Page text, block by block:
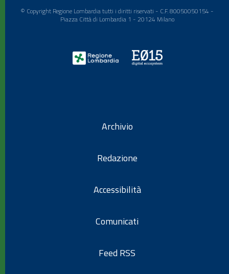
© Copyright Regione Lombardia tutti i diritti riservati - C.F. 80050050154 -
Piazza Città di Lombardia 1 - 20124 Milano
Archivio
Redazione
Accessibilità
Comunicati
Feed RSS